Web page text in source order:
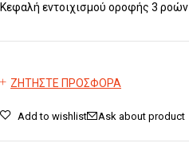
Κεφαλή εντοιχισμού οροφής 3 ροών
ΖΗΤΗΣΤΕ ΠΡΟΣΦΟΡΑ
Add to wishlist Ask about product